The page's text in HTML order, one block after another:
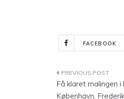
FACEBOOK
Få klaret malingen
København,